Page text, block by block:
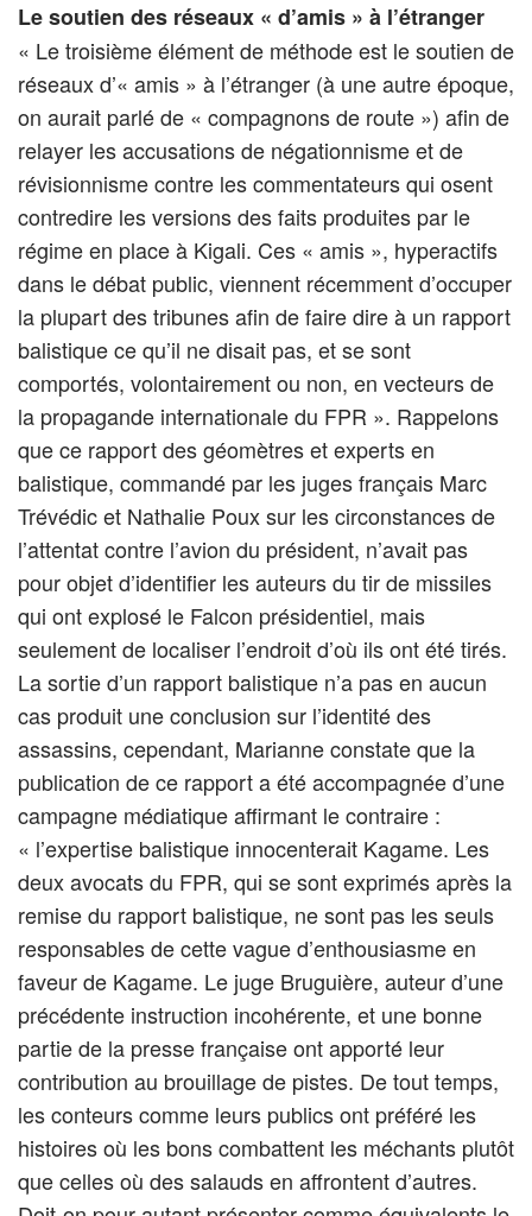
Le soutien des réseaux « d’amis » à l’étranger
« Le troisième élément de méthode est le soutien de
réseaux d’« amis » à l’étranger (à une autre époque,
on aurait parlé de « compagnons de route ») afin de
relayer les accusations de négationnisme et de
révisionnisme contre les commentateurs qui osent
contredire les versions des faits produites par le
régime en place à Kigali. Ces « amis », hyperactifs
dans le débat public, viennent récemment d’occuper
la plupart des tribunes afin de faire dire à un rapport
balistique ce qu’il ne disait pas, et se sont
comportés, volontairement ou non, en vecteurs de
la propagande internationale du FPR ». Rappelons
que ce rapport des géomètres et experts en
balistique, commandé par les juges français Marc
Trévédic et Nathalie Poux sur les circonstances de
l’attentat contre l’avion du président, n’avait pas
pour objet d’identifier les auteurs du tir de missiles
qui ont explosé le Falcon présidentiel, mais
seulement de localiser l’endroit d’où ils ont été tirés.
La sortie d’un rapport balistique n’a pas en aucun
cas produit une conclusion sur l’identité des
assassins, cependant, Marianne constate que la
publication de ce rapport a été accompagnée d’une
campagne médiatique affirmant le contraire :
« l’expertise balistique innocenterait Kagame. Les
deux avocats du FPR, qui se sont exprimés après la
remise du rapport balistique, ne sont pas les seuls
responsables de cette vague d’enthousiasme en
faveur de Kagame. Le juge Bruguière, auteur d’une
précédente instruction incohérente, et une bonne
partie de la presse française ont apporté leur
contribution au brouillage de pistes. De tout temps,
les conteurs comme leurs publics ont préféré les
histoires où les bons combattent les méchants plutôt
que celles où des salauds en affrontent d’autres.